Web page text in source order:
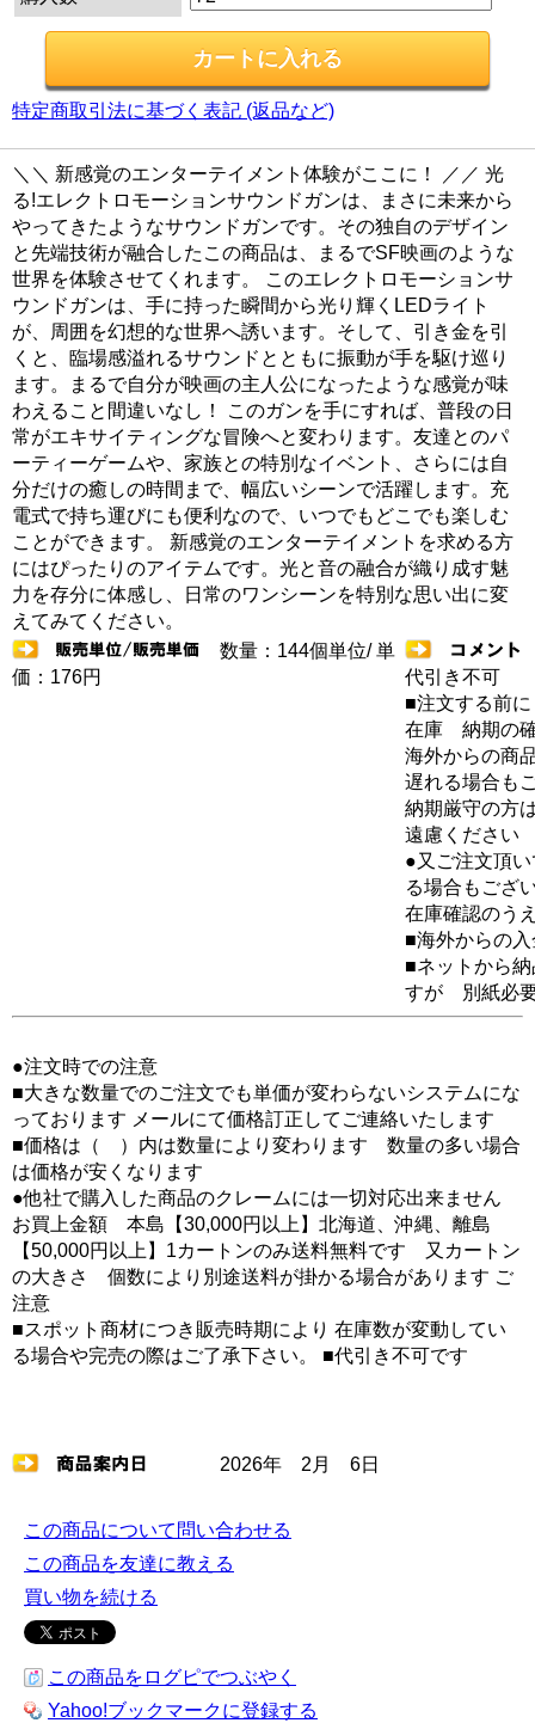
特定商取引法に基づく表記 (返品など)
＼＼ 新感覚のエンターテイメント体験がここに！ ／／ 光
る!エレクトロモーションサウンドガンは、まさに未来から
やってきたようなサウンドガンです。その独自のデザイン
と先端技術が融合したこの商品は、まるでSF映画のような
世界を体験させてくれます。 このエレクトロモーションサ
ウンドガンは、手に持った瞬間から光り輝くLEDライト
が、周囲を幻想的な世界へ誘います。そして、引き金を引
くと、臨場感溢れるサウンドとともに振動が手を駆け巡り
ます。まるで自分が映画の主人公になったような感覚が味
わえること間違いなし！ このガンを手にすれば、普段の日
常がエキサイティングな冒険へと変わります。友達とのパ
ーティーゲームや、家族との特別なイベント、さらには自
分だけの癒しの時間まで、幅広いシーンで活躍します。充
電式で持ち運びにも便利なので、いつでもどこでも楽しむ
ことができます。 新感覚のエンターテイメントを求める方
にはぴったりのアイテムです。光と音の融合が織り成す魅
力を存分に体感し、日常のワンシーンを特別な思い出に変
えてみてください。
数量：144個単位/ 単
価：176円
代引き不可
■注文する前に
在庫 納期の
海外からの商
遅れる場合も
納期厳守の方
遠慮ください
●又ご注文頂
る場合もござ
在庫確認のう
■海外からの
■ネットから
すが 別紙必
●注文時での注意
■大きな数量でのご注文でも単価が変わらないシステムにな
っております メールにて価格訂正してご連絡いたします
■価格は（ ）内は数量により変わります 数量の多い場合
は価格が安くなります
●他社で購入した商品のクレームには一切対応出来ません
お買上金額 本島【30,000円以上】北海道、沖縄、離島
【50,000円以上】1カートンのみ送料無料です 又カートン
の大きさ 個数により別途送料が掛かる場合があります ご
注意
■スポット商材につき販売時期により 在庫数が変動してい
る場合や完売の際はご了承下さい。 ■代引き不可です
2026年 2月 6日
この商品について問い合わせる
この商品を友達に教える
買い物を続ける
この商品をログピでつぶやく
Yahoo!ブックマークに登録する